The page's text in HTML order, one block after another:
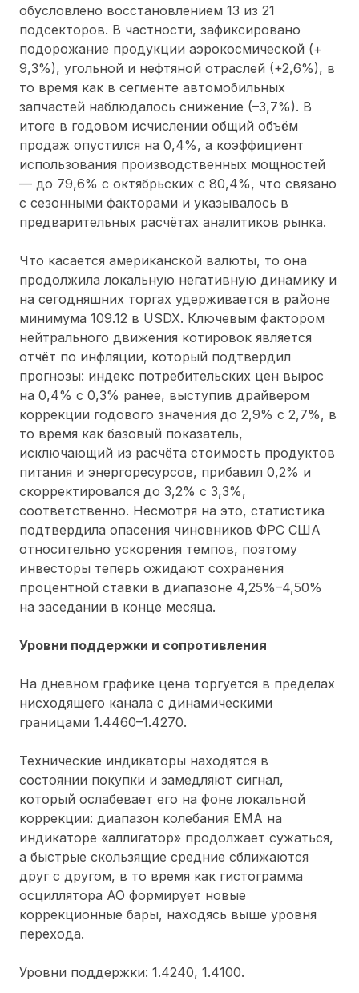
обусловлено восстановлением 13 из 21
подсекторов. В частности, зафиксировано
подорожание продукции аэрокосмической (+
9,3%), угольной и нефтяной отраслей (+2,6%), в
то время как в сегменте автомобильных
запчастей наблюдалось снижение (–3,7%). В
итоге в годовом исчислении общий объём
продаж опустился на 0,4%, а коэффициент
использования производственных мощностей
— до 79,6% с октябрьских с 80,4%, что связано
с сезонными факторами и указывалось в
предварительных расчётах аналитиков рынка.
Что касается американской валюты, то она
продолжила локальную негативную динамику и
на сегодняшних торгах удерживается в районе
минимума 109.12 в USDX. Ключевым фактором
нейтрального движения котировок является
отчёт по инфляции, который подтвердил
прогнозы: индекс потребительских цен вырос
на 0,4% с 0,3% ранее, выступив драйвером
коррекции годового значения до 2,9% с 2,7%, в
то время как базовый показатель,
исключающий из расчёта стоимость продуктов
питания и энергоресурсов, прибавил 0,2% и
скорректировался до 3,2% с 3,3%,
соответственно. Несмотря на это, статистика
подтвердила опасения чиновников ФРС США
относительно ускорения темпов, поэтому
инвесторы теперь ожидают сохранения
процентной ставки в диапазоне 4,25%–4,50%
на заседании в конце месяца.
Уровни поддержки и сопротивления
На дневном графике цена торгуется в пределах
нисходящего канала с динамическими
границами 1.4460–1.4270.
Технические индикаторы находятся в
состоянии покупки и замедляют сигнал,
который ослабевает его на фоне локальной
коррекции: диапазон колебания ЕМА на
индикаторе «аллигатор» продолжает сужаться,
а быстрые скользящие средние сближаются
друг с другом, в то время как гистограмма
осциллятора АО формирует новые
коррекционные бары, находясь выше уровня
перехода.
Уровни поддержки: 1.4240, 1.4100.